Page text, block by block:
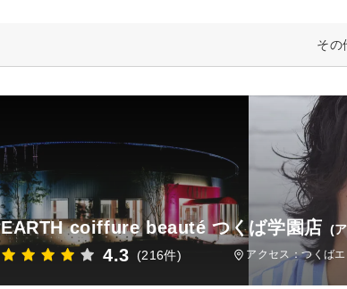
その
EARTH coiffure beauté つくば学園店 (
4.3 (216件) アクセス：つくば